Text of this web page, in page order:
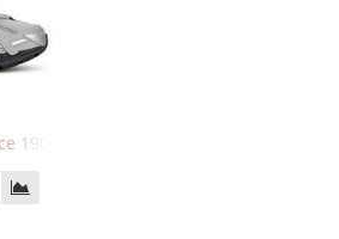
1906 Black Silver Metallic